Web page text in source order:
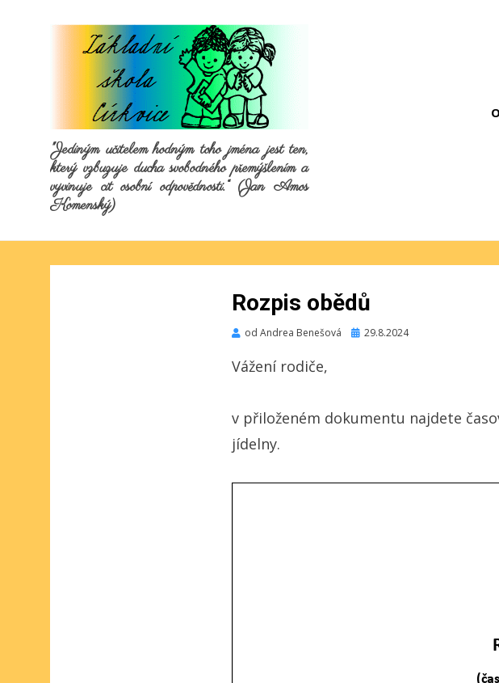
"Jediným učitelem hodným toho jména jest ten,
který vzbuzuje ducha svobodného přemýšlením a
vyvinuje cit osobní odpovědnosti.“ (Jan Amos
Komenský)
Rozpis obědů
od Andrea Benešová Publikováno
29.8.2024
Vážení rodiče,
v přiloženém dokumentu najdete
jídelny.